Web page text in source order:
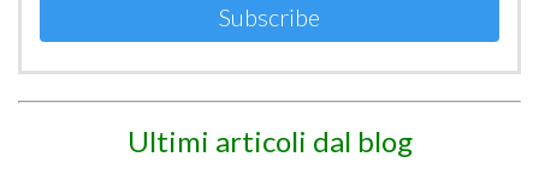
Subscribe
Ultimi articoli dal blog